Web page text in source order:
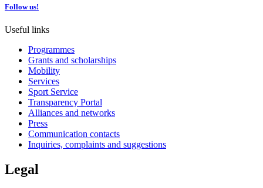
Follow us!
Useful links
Programmes
Grants and scholarships
Mobility
Services
Sport Service
Transparency Portal
Alliances and networks
Press
Communication contacts
Inquiries, complaints and suggestions
Legal